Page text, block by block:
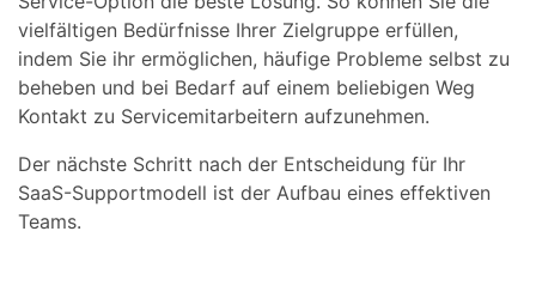
vielfältigen Bedürfnisse Ihrer Zielgruppe erfüllen,
indem Sie ihr ermöglichen, häufige Probleme selbst zu
beheben und bei Bedarf auf einem beliebigen Weg
Kontakt zu Servicemitarbeitern aufzunehmen.
Der nächste Schritt nach der Entscheidung für Ihr
SaaS-Supportmodell ist der Aufbau eines effektiven
Teams.